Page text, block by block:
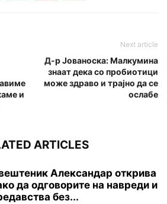
и
Next article
Д-р Јованоска: Малкумина
знаат дека со пробиотици
може здраво и трајно да се
ослабе
ARTICLES
Александар открива
да одговорите на навреди и
без...